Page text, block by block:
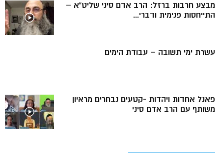
מבצע חרבות ברזל: הרב אדם סיני שליט”א –
התייחסות פנימית ודברי...
עשרת ימי תשובה – עבודת הימים
פאנל אחדות ויהדות -קטעים נבחרים מראיון
משותף עם הרב אדם סיני